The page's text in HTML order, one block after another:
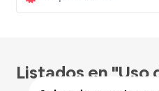
Listados en "Uso